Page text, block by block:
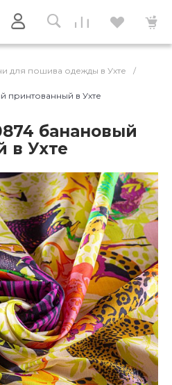
для пошива одежды в Ухте
/
принтованный в Ухте
банановый
в Ухте